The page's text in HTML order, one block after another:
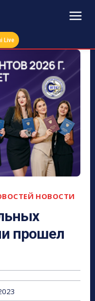
Live
НОВОСТИ
прошел